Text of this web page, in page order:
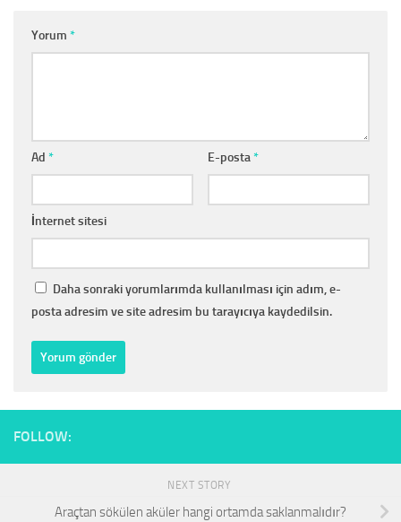
Yorum *
Ad * E-posta*
İnternet sitesi
Daha sonraki yorumlarımda kullanılması için adım, e-
posta adresim ve site adresim bu tarayıcıya kaydedilsin.
FOLLOW:
NEXT STORY
Araçtan sökülen aküler hangi ortamda saklanmalıdır?